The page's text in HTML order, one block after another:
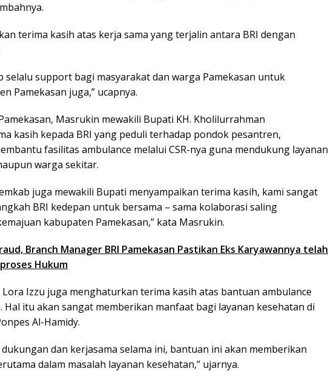
terima kasih atas kerja sama yang terjalin antara BRI dengan
selalu support bagi masyarakat dan warga Pamekasan untuk
Pamekasan juga,” ucapnya.
Masrukin mewakili Bupati KH. Kholilurrahman
kasih kepada BRI yang peduli terhadap pondok pesantren,
fasilitas ambulance melalui CSR-nya guna mendukung layanan
warga sekitar.
juga mewakili Bupati menyampaikan terima kasih, kami sangat
BRI kedepan untuk bersama – sama kolaborasi saling
kabupaten Pamekasan,” kata Masrukin.
Branch Manager BRI Pamekasan Pastikan Eks Karyawannya telah
Hukum
Izzu juga menghaturkan terima kasih atas bantuan ambulance
Hal itu akan sangat memberikan manfaat bagi layanan kesehatan di
Al-Hamidy.
dan kerjasama selama ini, bantuan ini akan memberikan
dalam masalah layanan kesehatan,” ujarnya.